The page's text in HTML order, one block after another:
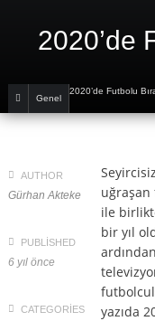
2020’de
Genel
2020’de Futbolu
uğraşan
ile
bir yıl
yazıda
AUTHOR
Gürhan Akteke
PUBLISHED
6 yıl önce
CATEGORIES